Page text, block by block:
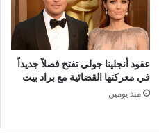
عقود أنجلينا جولي تفتح فصلاً جديداً
في معركتها القضائية مع براد بيت
منذ يومين